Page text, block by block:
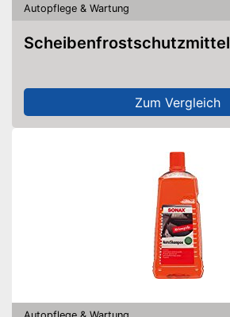
Autopflege & Wartung
Scheibenfrostschutzmittel
Zum Vergleich
Autopflege & Wartung